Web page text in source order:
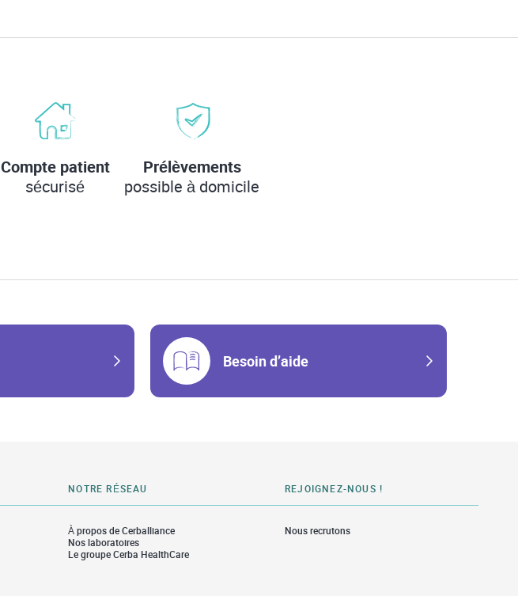
Compte patient
sécurisé
Prélèvements
possible à domicile
Besoin d’aide
NOTRE RÉSEAU
À propos de Cerballiance
Nos laboratoires
Le groupe Cerba HealthCare
REJOIGNEZ-NOUS !
Nous recrutons